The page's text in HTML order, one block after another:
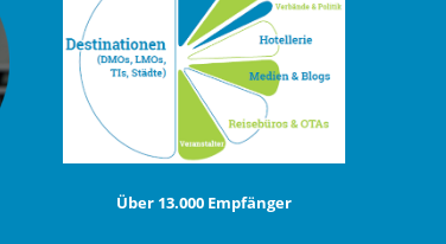
Über 13.000 Empfänger